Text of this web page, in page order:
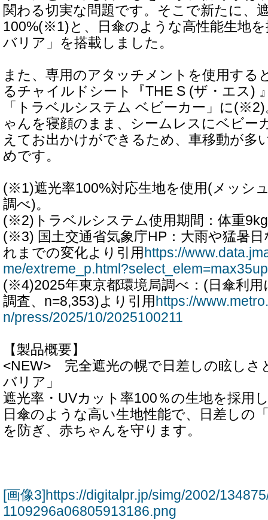
関わる切実な問題です。そこで新たに、
100%(※1)と、日傘のような高性能生地
バリア」を搭載しました。
また、専用のアタッチメントを使用する
るチャイルドシート『THE S (ザ・エス)
「トラベルシステム ベビーカー」に
ゃんを寝顔のまま、シームレスにベビー
えてお出かけができるため、車移動が多
めです。
(※1)遮光率100%対応生地を使用(メッシ
調べ)。
(※2)トラベルシステム使用期間：体重
(※3) 国土交通省気象庁HP：大雨や猛暑
れまでの変化より引用 https://
me/extreme_p.html?select_elem=max35up
(※4)2025年東京都環境局調べ：(日傘利
調査、n=8,353)より引用 https://
n/press/2025/10/2025100211
【製品概要】
<NEW> 完全遮光の幌で日差しの眩しさ
バリア」
遮光率・UVカット率100％の生地を採用
日傘のような高い生地性能で、日差しの
を防ぎ、赤ちゃんを守ります。
[画像3]https://digitalpr.jp/simg/2002/
1109296a06805913186.png